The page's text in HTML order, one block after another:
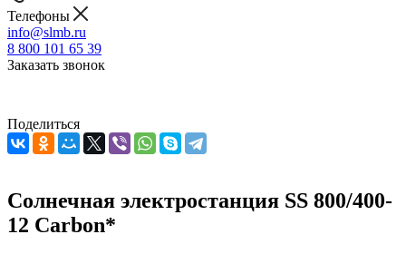
Телефоны
info@slmb.ru
8 800 101 65 39
Заказать звонок
Поделиться
Солнечная электростанция SS 800/400-
12 Carbon*